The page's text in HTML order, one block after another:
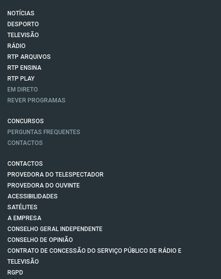
NOTÍCIAS
DESPORTO
TELEVISÃO
RÁDIO
RTP ARQUIVOS
RTP ENSINA
RTP PLAY
EM DIRETO
REVER PROGRAMAS
CONCURSOS
PERGUNTAS FREQUENTES
CONTACTOS
CONTACTOS
PROVEDORA DO TELESPECTADOR
PROVEDORA DO OUVINTE
ACESSIBILIDADES
SATÉLITES
A EMPRESA
CONSELHO GERAL INDEPENDENTE
CONSELHO DE OPINIÃO
CONTRATO DE CONCESSÃO DO SERVIÇO PÚBLICO DE RÁDIO E
TELEVISÃO
RGPD